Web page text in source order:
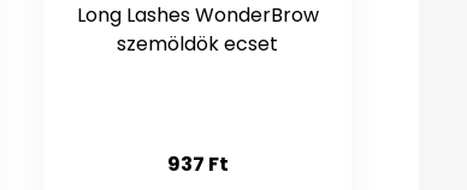
Long Lashes WonderBrow
szemöldök ecset
937 Ft